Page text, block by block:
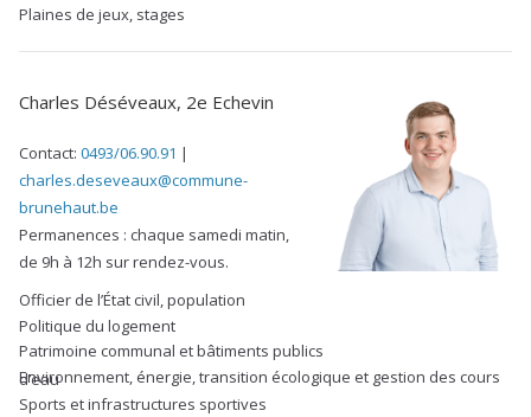
Plaines de jeux, stages
Charles Déséveaux, 2e Echevin
Contact: 0493/06.90.91 |
charles.deseveaux@commune-
brunehaut.be
Permanences : chaque samedi matin,
de 9h à 12h sur rendez-vous.
Officier de l’État civil, population
Politique du logement
Patrimoine communal et bâtiments publics
Environnement, énergie, transition écologique et gestion des cours d’eau
Sports et infrastructures sportives